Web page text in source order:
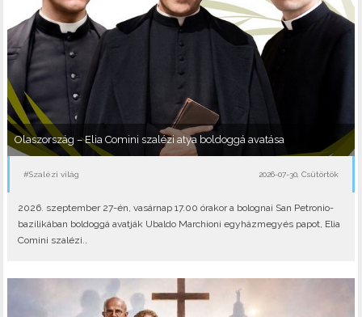
Olaszország – Elia Comini szalézi atya boldoggá avatása
#Szalézi világ 2026-07-30, Csütörtök
2026. szeptember 27-én, vasárnap 17.00 órakor a bolognai San Petronio-
bazilikában boldoggá avatják Ubaldo Marchioni egyházmegyés papot, Elia
Comini szalézi..